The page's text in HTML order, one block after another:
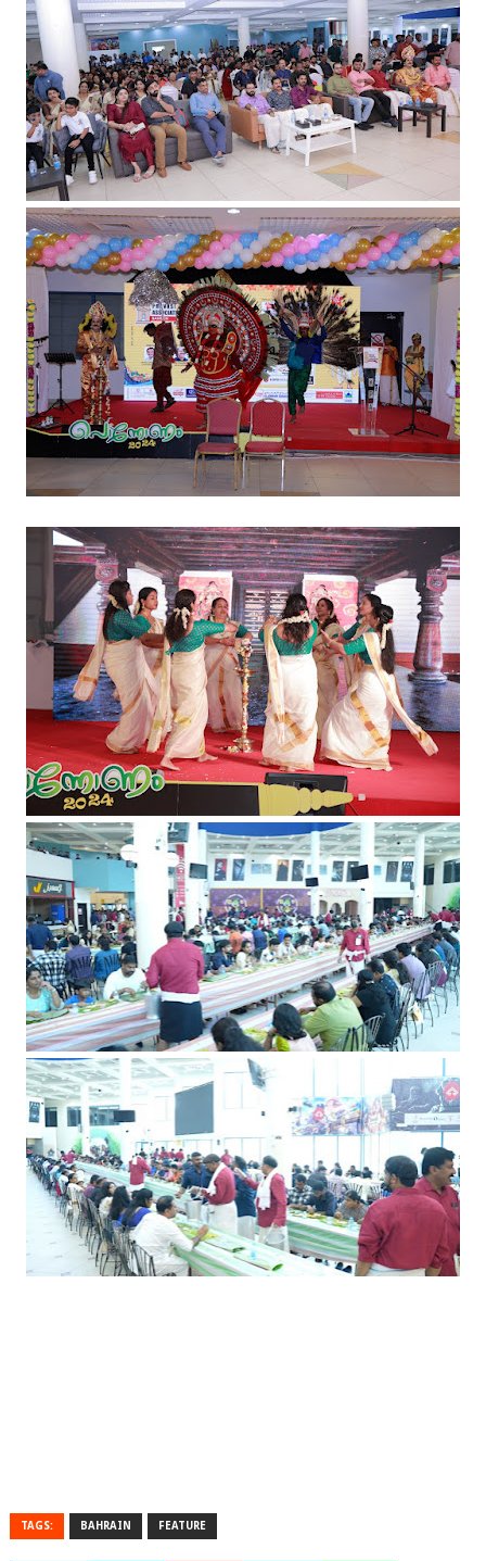
TAGS: BAHRAIN FEATURE